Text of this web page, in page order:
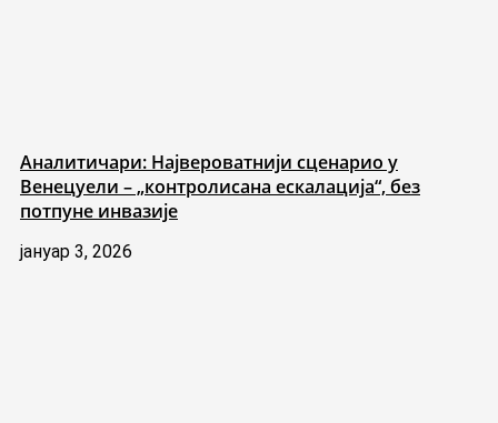
Аналитичари: Највероватнији сценарио у
Венецуели – „контролисана ескалација“, без
потпуне инвазије
јануар 3, 2026